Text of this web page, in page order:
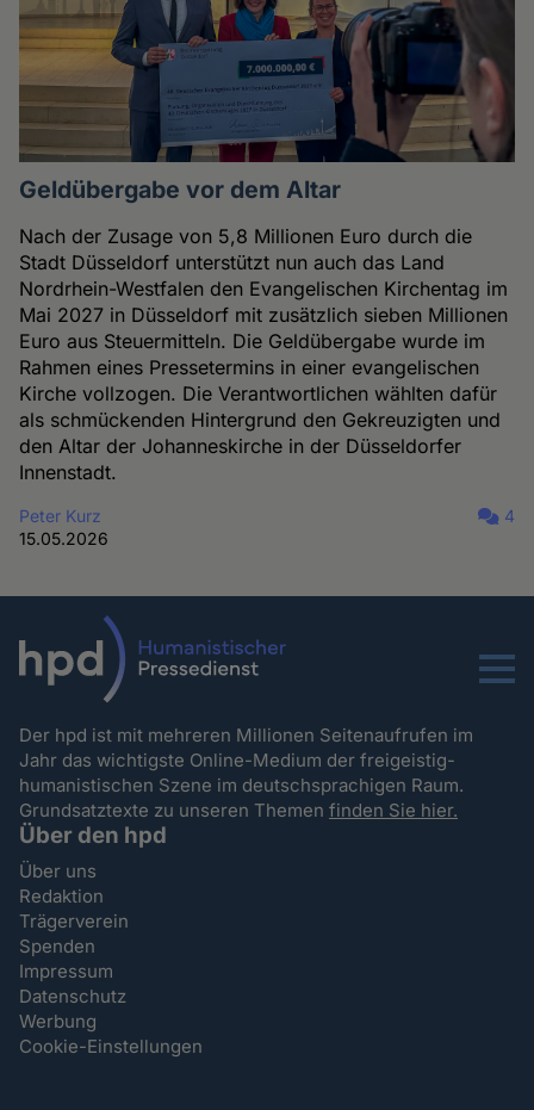
Geldübergabe vor dem Altar
Nach der Zusage von 5,8 Millionen Euro durch die
Stadt Düsseldorf unterstützt nun auch das Land
Nordrhein-Westfalen den Evangelischen Kirchentag im
Mai 2027 in Düsseldorf mit zusätzlich sieben Millionen
Euro aus Steuermitteln. Die Geldübergabe wurde im
Rahmen eines Pressetermins in einer evangelischen
Kirche vollzogen. Die Verantwortlichen wählten dafür
als schmückenden Hintergrund den Gekreuzigten und
den Altar der Johanneskirche in der Düsseldorfer
Innenstadt.
Peter Kurz
15.05.2026
4
Menu
Der hpd ist mit mehreren Millionen Seitenaufrufen im
Jahr das wichtigste Online-Medium der freigeistig-
humanistischen Szene im deutschsprachigen Raum.
Grundsatztexte zu unseren Themenfinden Sie hier.
Über den hpd
Über uns
Redaktion
Trägerverein
Spenden
Impressum
Datenschutz
Werbung
Cookie-Einstellungen